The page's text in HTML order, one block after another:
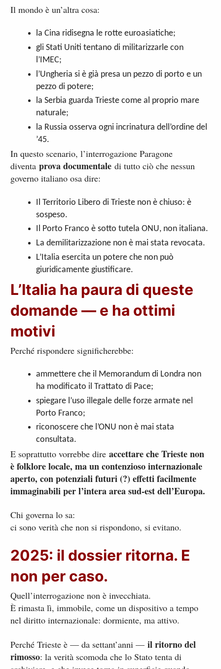
Il mondo è un’altra cosa:
la Cina ridisegna le rotte euroasiatiche;
gli Stati Uniti tentano di militarizzarle con
l’IMEC;
l’Ungheria si è già presa un pezzo di porto e un
pezzo di potere;
la Serbia guarda Trieste come al proprio mare
naturale;
la Russia osserva ogni incrinatura dell’ordine del
’45.
In questo scenario, l’interrogazione Paragone
diventaprova documentale di tutto ciò che nessun
governo italiano osa dire:
Il Territorio Libero di Trieste non è chiuso: è
sospeso.
Il Porto Franco è sotto tutela ONU, non italiana.
La demilitarizzazione non è mai stata revocata.
L’Italia esercita un potere che non può
giuridicamente giustificare.
L’Italia ha paura di queste
domande — e ha ottimi
motivi
Perché rispondere significherebbe:
ammettere che il Memorandum di Londra non
ha modificato il Trattato di Pace;
spiegare l’uso illegale delle forze armate nel
Porto Franco;
riconoscere che l’ONU non è mai stata
consultata.
E soprattutto vorrebbe direaccettare che Trieste non
è folklore locale, ma un contenzioso internazionale
aperto, con potenziali futuri (?) effetti facilmente
immaginabili per l’intera area sud-est dell’Europa.
Chi governa lo sa:
ci sono verità che non si rispondono, si evitano.
2025: il dossier ritorna. E
non per caso.
Quell’interrogazione non è invecchiata.
È rimasta lì, immobile, come un dispositivo a tempo
nel diritto internazionale: dormiente, ma attivo.
Perché Trieste è — da settant’anni —il ritorno del
rimosso: la verità scomoda che lo Stato tenta di